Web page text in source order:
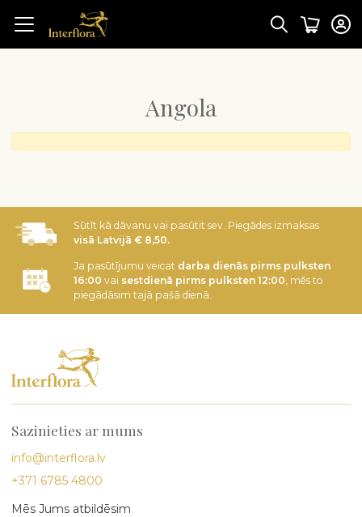
Angola
Sūtīt kā dāvanu vai pasūtit sev. Piegādes izmaksas
visā Latvijā € 8,50.
Ja pasūtījumu veicat darba dienās pirms pulksten
16:00 vai sestdienā pirms pulksten 12:00, mēs to
piegādāsim tajā pašā dienā.
Sazinieties ar mums
info@interflora.lv
+371 6785 4800
Mēs Jums atbildēsim